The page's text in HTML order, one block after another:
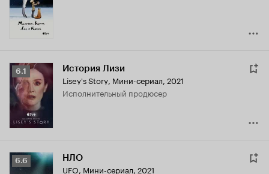
8.2
Рейтинг
Кинопоиска
6.1
6.1 История Лизи
Lisey's Story, Мини-сериал, 2021
исполнительный продюсер
Рейтинг
Кинопоиска
6.6 НЛО
UFO, Мини-сериал, 2021